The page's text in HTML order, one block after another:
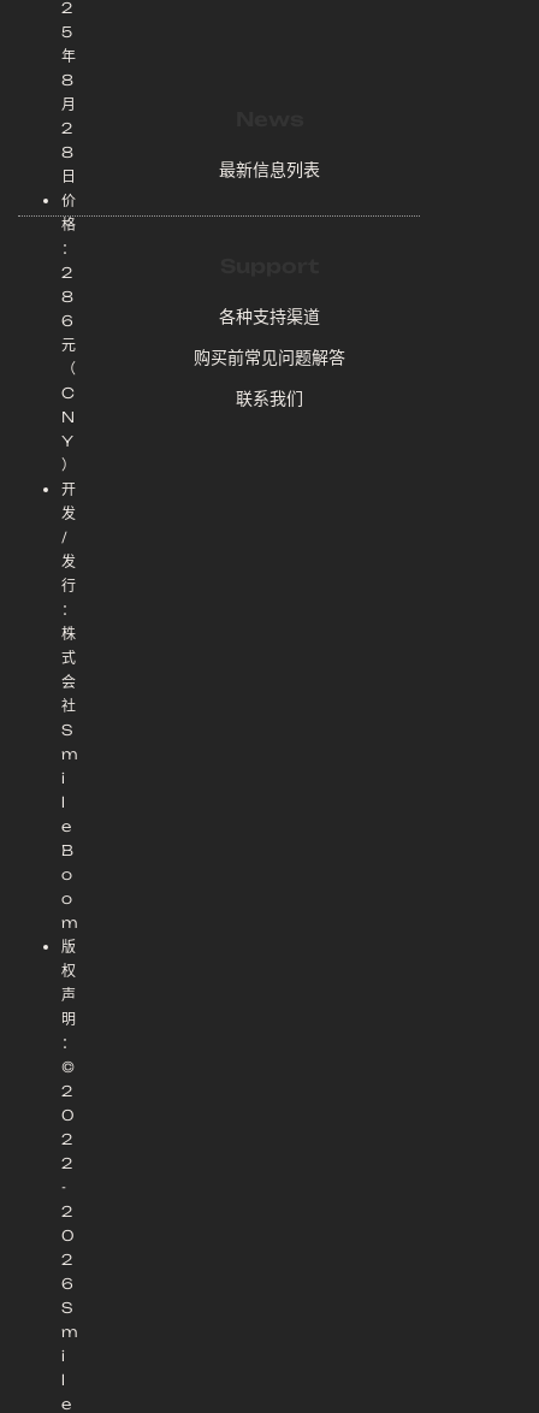
2
5
年
8
月
2
8
日
价
格
：
2
8
6
元
（
C
N
Y
）
开
发
/
发
行
：
株
式
会
社
S
m
i
l
e
B
o
o
m
版
权
声
明
：
©
2
0
2
2
-
2
0
2
6
S
m
i
l
e
最新信息列表
各种支持渠道
购买前常见问题解答
联系我们